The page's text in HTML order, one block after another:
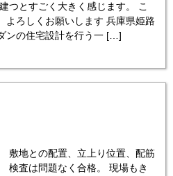
つとすごく大きく感じます。 こ
よろしくお願いします 兵庫県姫路
ンの住宅設計を行う一 […]
敷地との配置、立上り位置、配筋
検査は問題なく合格。 現場もき